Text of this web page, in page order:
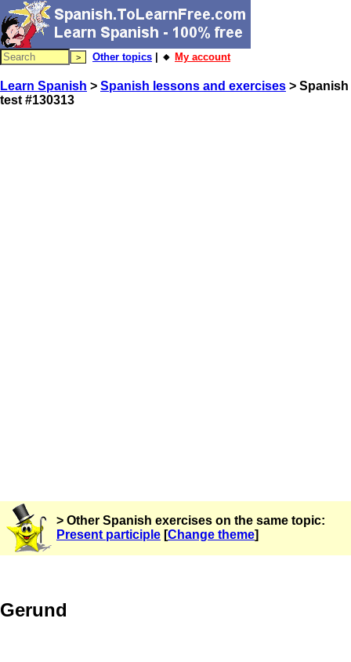
Other topics | 🔸 My account
Learn Spanish > Spanish lessons and exercises > Spanish
test #130313
> Other Spanish exercises on the same topic:
Present participle [Change theme]
Gerund